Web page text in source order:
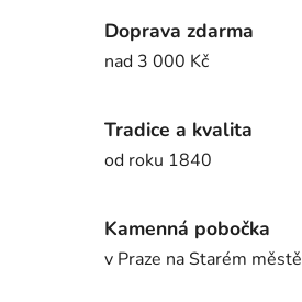
Doprava zdarma
nad 3 000 Kč
Tradice a kvalita
od roku 1840
Kamenná pobočka
v Praze na Starém městě